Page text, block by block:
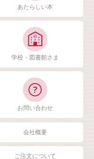
あたらしい本
学校・図書館さま
お問い合わせ
会社概要
ご注文について